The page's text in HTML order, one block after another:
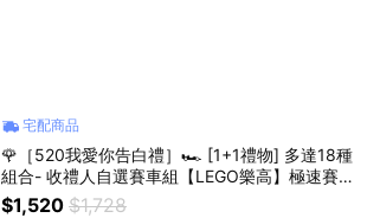
宅配商品
🌹［520我愛你告白禮］🏎️ [1+1禮物] 多達18種
組合- 收禮人自選賽車組【LEGO樂高】極速賽
車系列
$1,520 $1,728